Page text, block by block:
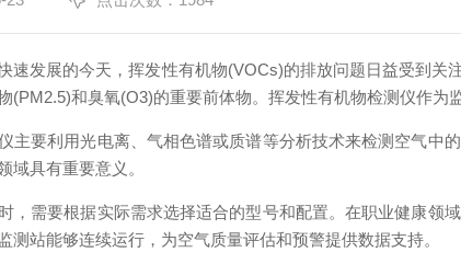
发展的今天，挥发性有机物(VOCs)的排放问题日益受到关
(PM2.5)和臭氧(O3)的重要前体物。挥发性有机物检测仪作为
要利用光电离、气相色谱或质谱等分析技术来检测空气中
域具有重要意义。
需要根据实际需求选择适合的型号和配置。在职业健康领
测站能够连续运行，为空气质量评估和预警提供数据支持。